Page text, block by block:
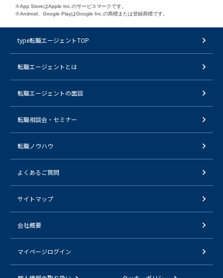
※App StoreはApple Inc.のサービスマークです。
※Android、Google PlayはGoogle Inc.の商標または登録商標です。
type転職エージェントTOP
転職エージェントとは
転職エージェントの面談
転職相談会・セミナー
転職ノウハウ
よくあるご質問
サイトマップ
会社概要
マイページログイン